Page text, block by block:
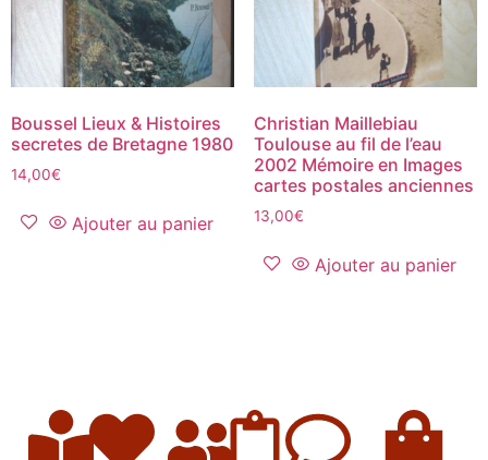
Boussel Lieux & Histoires
secretes de Bretagne 1980
14,00€
Ajouter au panier
Christian Maillebiau
Toulouse au fil de l’eau
2002 Mémoire en Images
cartes postales anciennes
13,00€
Ajouter au panier